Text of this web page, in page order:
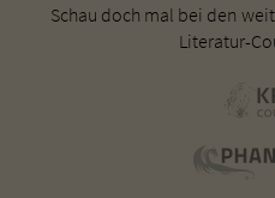
Schau doch mal bei den
Literatur-